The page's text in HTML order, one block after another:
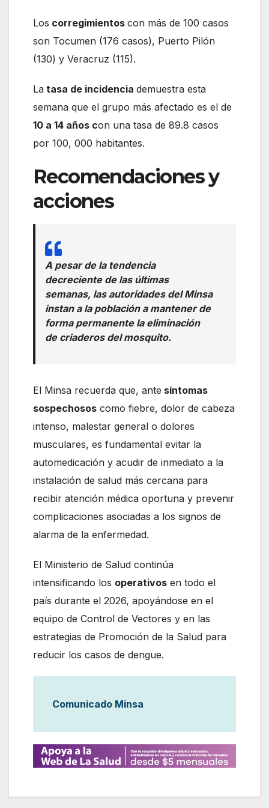
Los corregimientos con más de 100 casos
son Tocumen (176 casos), Puerto Pilón
(130) y Veracruz (115).
La tasa de incidencia demuestra esta
semana que el grupo más afectado es el de
10 a 14 años con una tasa de 89.8 casos
por 100, 000 habitantes.
Recomendaciones y
acciones
A pesar de la tendencia
decreciente de las últimas
semanas, las autoridades del Minsa
instan a la población a mantener de
forma permanente la eliminación
de criaderos del mosquito.
El Minsa recuerda que, ante síntomas
sospechosos como fiebre, dolor de cabeza
intenso, malestar general o dolores
musculares, es fundamental evitar la
automedicación y acudir de inmediato a la
instalación de salud más cercana para
recibir atención médica oportuna y prevenir
complicaciones asociadas a los signos de
alarma de la enfermedad.
El Ministerio de Salud continúa
intensificando los operativos en todo el
país durante el 2026, apoyándose en el
equipo de Control de Vectores y en las
estrategias de Promoción de la Salud para
reducir los casos de dengue.
Comunicado Minsa